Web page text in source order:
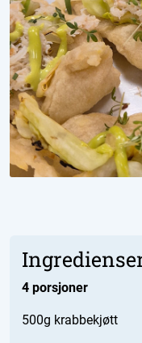
4 porsjoner
500g krabbekjøtt